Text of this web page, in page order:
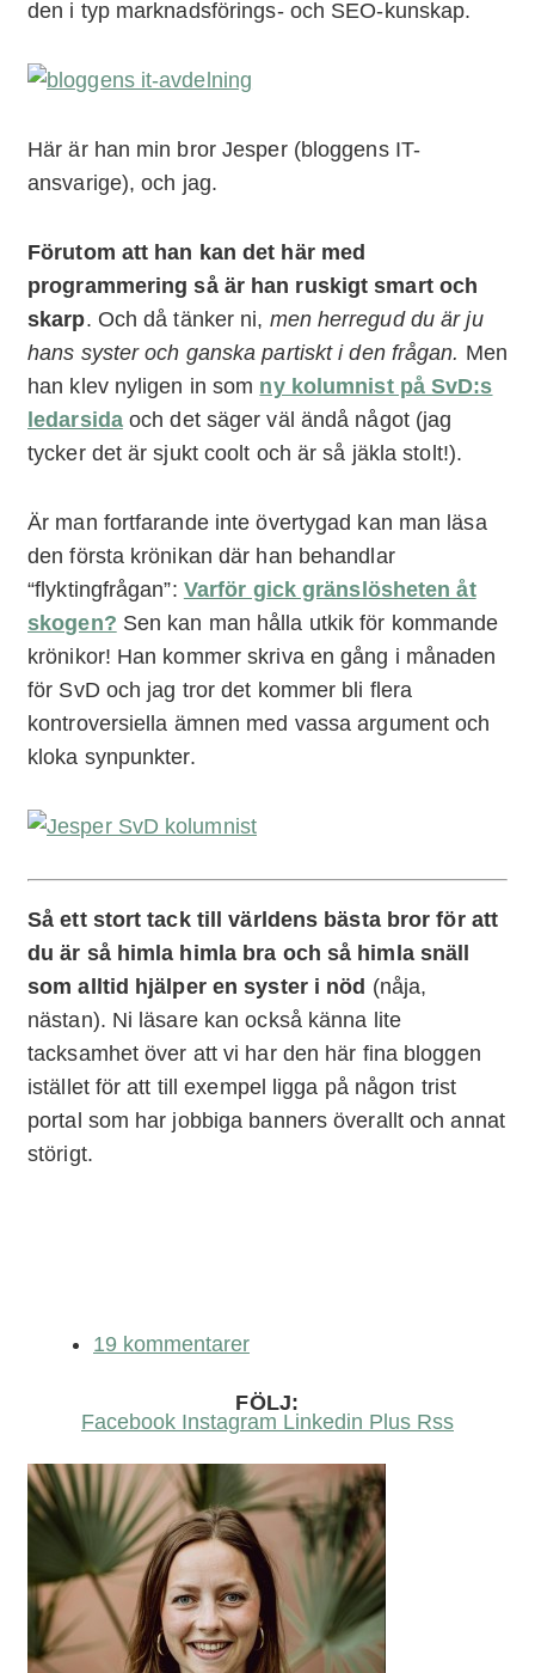
den i typ marknadsförings- och SEO-kunskap.
Här är han min bror Jesper (bloggens IT-
ansvarige), och jag.
Förutom att han kan det här med
programmering så är han ruskigt smart och
skarp. Och då tänker ni, men herregud du är ju
hans syster och ganska partiskt i den frågan. Men
han klev nyligen in som ny kolumnist på SvD:s
ledarsidaoch det säger väl ändå något (jag
tycker det är sjukt coolt och är så jäkla stolt!).
Är man fortfarande inte övertygad kan man läsa
den första krönikan där han behandlar
“flyktingfrågan”: Varför gick gränslösheten åt
skogen? Sen kan man hålla utkik för kommande
krönikor! Han kommer skriva en gång i månaden
för SvD och jag tror det kommer bli flera
kontroversiella ämnen med vassa argument och
kloka synpunkter.
Så ett stort tack till världens bästa bror för att
du är så himla himla bra och så himla snäll
som alltid hjälper en syster i nöd (nåja,
nästan). Ni läsare kan också känna lite
tacksamhet över att vi har den här fina bloggen
istället för att till exempel ligga på någon trist
portal som har jobbiga banners överallt och annat
störigt.
19 kommentarer
FÖLJ:
Facebook Instagram Linkedin Plus Rss